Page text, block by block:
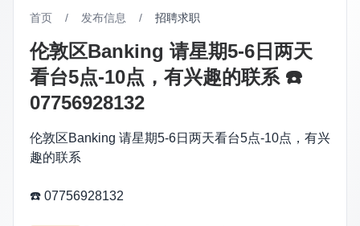
首页 / 发布信息 / 招聘求职
伦敦区Banking 请星期5-6日两天
看台5点-10点，有兴趣的联系 ☎️
07756928132
伦敦区Banking 请星期5-6日两天看台5点-10点，有兴
趣的联系
☎️ 07756928132